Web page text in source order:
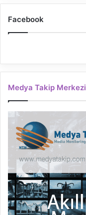
Facebook
Medya Takip Merkezi